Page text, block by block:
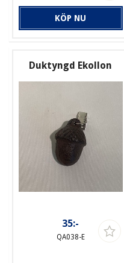
KÖP NU
Duktyngd Ekollon
35:-
QA038-E